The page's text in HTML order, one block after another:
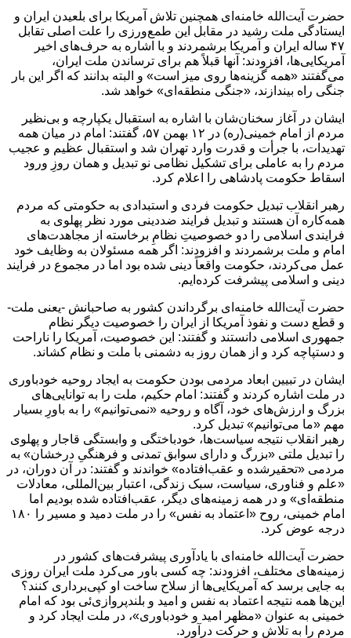
حضرت آیت‌الله خامنه‌ای همچنین تلاش آمریکا برای بلعیدن ایران و
ایستادگی ملت رشید در مقابل این طمع‌ورزی را علت اصلی تقابل
۴۷ ساله ایران و آمریکا برشمردند و با اشاره به حرف‌های اخیر
آمریکایی‌ها، افزودند: آنها قبلاً هم برای ترساندن ملت ایران،
می‌گفتند «همه گزینه‌ها روی میز است» و البته بدانند که اگر این بار
جنگی راه بیندازند، «جنگی منطقه‌ای» خواهد شد.
ایشان در آغاز سخنان‌شان با اشاره به استقبال یکپارچه و بی‌نظیر
مردم از امام خمینی(ره) در ۱۲ بهمن ۵۷، گفتند: امام در میان همه
تهدیدات، با جرأت و قدرت وارد تهران شد و استقبال عظیم و عجیب
مردم را به عاملی برای تشکیل نظامی نو تبدیل و همان روزِ ورود
اسقاط حکومت پادشاهی را اعلام کرد.
رهبر انقلاب تبدیل حکومت فردی و استبدادی به حکومتی که مردم
همه‌کاره آن هستند و تبدیل فرایند ضددینی مورد نظر پهلوی به
فرایندی اسلامی را دو خصوصیتِ نظامِ برخاسته از مجاهدت‌های
امام و ملت برشمردند و افزودند: اگر همه مسئولان به وظایف خود
عمل می‌کردند، حکومت واقعاً دینی شده بود اما در مجموع در فرایند
دینی و اسلامی پیشرفت کرده‌ایم.
حضرت آیت‌الله خامنه‌ای برگرداندن کشور به صاحبانش -یعنی ملت-
و قطع دست و نفوذ آمریکا از ایران را خصوصیت دیگر نظام
جمهوری اسلامی دانستند و گفتند: این خصوصیت، آمریکا را ناراحت
و دستپاچه کرد و از همان روز به دشمنی با ملت و نظام کشاند.
ایشان در تبیین ابعاد مردمی‌ بودن حکومت به ایجاد روحیه خودباوری
در ملت اشاره کردند و گفتند: امام حکیم، ملت را به توانایی‌های
بزرگ و ارزش‌های خود، آگاه و روحیه «نمی‌‎توانیم» را به باورِ بسیار
مهم «ما می‌توانیم» تبدیل کرد.
رهبر انقلاب نتیجه سیاست‌ها، خودباختگی و وابستگی قاجار و پهلوی
را تبدیل ملتی «بزرگ و دارای سوابق تمدنی و فرهنگیِ درخشان» به
مردمی «تحقیرشده و عقب‌افتاده» خواندند و گفتند: در آن دوران، در
«علم و فناوری، سیاست، سبک زندگی، اعتبار بین‌المللی، معادلات
منطقه‌ای» و در همه زمینه‌های دیگر، عقب‌افتاده شده بودیم اما
امام خمینی، روح «اعتماد به ‌نفس» را در ملت دمید و مسیر را ۱۸۰
درجه عوض کرد.
حضرت آیت‌الله خامنه‌ای با یادآوری پیشرفت‌های کشور در
زمینه‌های مختلف، افزودند: چه کسی باور می‌کرد ملت ایران روزی
به جایی برسد که آمریکایی‌ها از سلاح ساخت او کپی‌برداری کنند؟
این‌ها همه نتیجه اعتماد به ‌نفس و امید و بلندپروازی‌ئی بود که امام
خمینی به عنوان «مظهر امید و خودباوری»، در ملت ایجاد کرد و
مردم را به تلاش و حرکت درآورد.